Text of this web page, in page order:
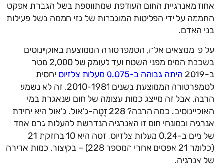
אחוז מאנרגיית החום העודפת שמתווספת בשל הגברת אפקט
החממה על ידי הפליטות המוגברות של גזי חממה בשל פעילות
בני האדם.
על פי ממצאים אלה, הטמפרטורה הממוצעת באוקיינוסים
בשכבת המים מפני השטח ועד לעומק של 2,000 מטר
ב-2019
היתה גבוהה ב-0.075 מעלות צלזיוס
יחסית
לטמפרטורה הממוצעת בשנים 2010-1981. זה לא נשמע
הרבה, אבל זה מייצג כמות עצומה של חום שנאגרת במי
האוקיינוסים. כמה הרבה? 228 זֶטָה-ג'אול. ג'אול היא יחידת
אנרגיה ובמונחי חום זו האנרגיה הנדרשת להעלות גרם אחד
של מים ב-0.24 מעלות צלזיוס. זטה היא 10 בחזקת 21
(כלומר 21 אפסים אחרי המספר 228) – בקיצור, כמות אדירה
של אנרגיה.